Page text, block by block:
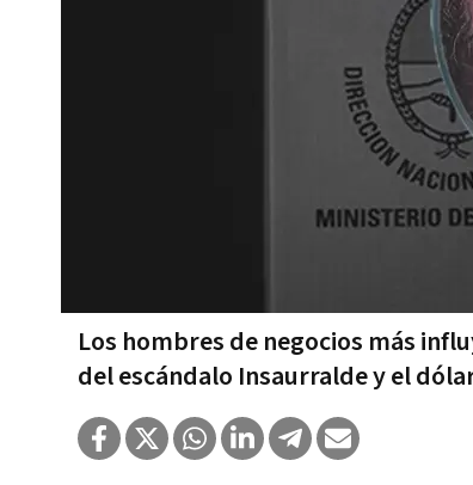
Los hombres de negocios más
del escándalo Insaurralde y el